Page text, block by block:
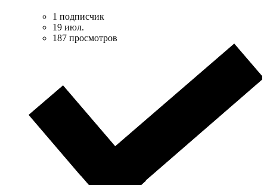
1 подписчик
19 июл.
187 просмотров